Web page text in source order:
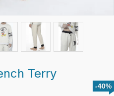
Terry
-40%